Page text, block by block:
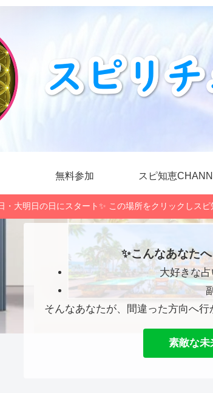
無料参加 スピ知恵
・大明日の日にスタート✨ この場所をクリックしス
✨こんなあなた
大好きな
そんなあなたが、間違った方向へ行
素敵な未